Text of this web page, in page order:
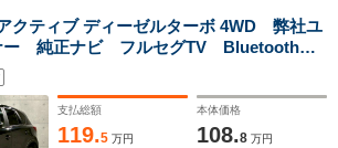
クティブ ディーゼルターボ 4WD 弊社ユ
ー 純正ナビ フルセグTV Bluetooth接
ニター 純正AW シティブレーキ 障
ークルーズ アドバンストキー 予備キ
支払総額
119.5 万円
本体価格
108.8 万円